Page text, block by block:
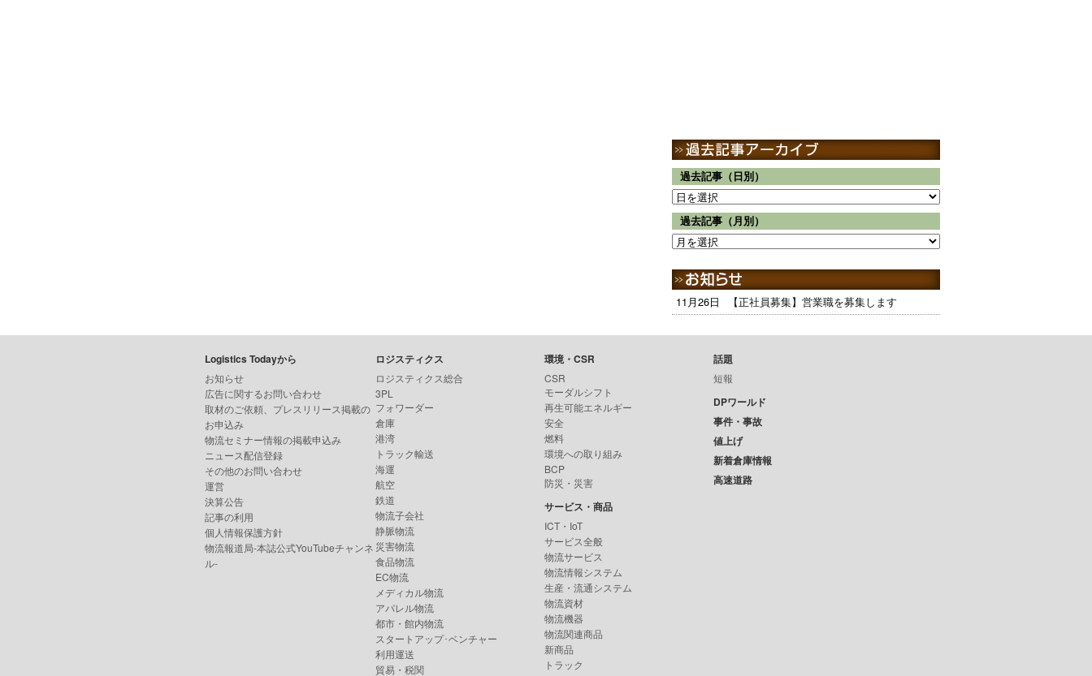
過去記事（日別）
過去記事（月別）
11月26日 【正社員募集】営業職を募集します
Logistics Todayから
お知らせ
広告に関するお問い合わせ
取材のご依頼、プレスリリース掲載の
お申込み
物流セミナー情報の掲載申込み
ニュース配信登録
その他のお問い合わせ
運営
決算公告
記事の利用
個人情報保護方針
物流報道局-本誌公式YouTubeチャンネ
ル-
ロジスティクス
ロジスティクス総合
3PL
フォワーダー
倉庫
港湾
トラック輸送
海運
航空
鉄道
物流子会社
静脈物流
災害物流
食品物流
EC物流
メディカル物流
アパレル物流
都市・館内物流
スタートアップ･ベンチャー
利用運送
貿易・税関
環境・CSR
CSR
モーダルシフト
再生可能エネルギー
安全
燃料
環境への取り組み
BCP
防災・災害
サービス・商品
ICT・IoT
サービス全般
物流サービス
物流情報システム
生産・流通システム
物流資材
物流機器
物流関連商品
新商品
トラック
話題
短報
DPワールド
事件・事故
値上げ
新着倉庫情報
高速道路